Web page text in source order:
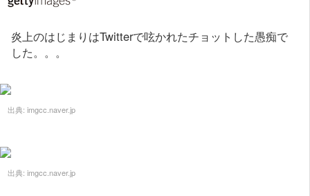
炎上のはじまりはTwitterで呟かれたチョットした愚痴で
した。。。
出典: imgcc.naver.jp
出典: imgcc.naver.jp